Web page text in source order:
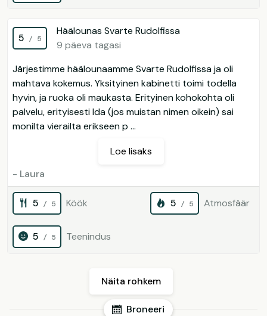
5 / 5
Häälounas Svarte Rudolfissa
9 päeva tagasi
Järjestimme häälounaamme Svarte Rudolfissa ja oli
mahtava kokemus. Yksityinen kabinetti toimi todella
hyvin, ja ruoka oli maukasta. Erityinen kohokohta oli
palvelu, erityisesti Ida (jos muistan nimen oikein) sai
monilta vierailta erikseen p ...
Loe lisaks
- Laura
5 / 5 Köök 5 / 5 Atmosfäär
5 / 5 Teenindus
Näita rohkem
Broneeri